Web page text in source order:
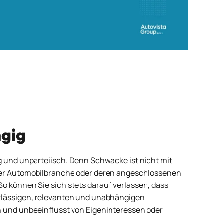
und unparteiisch. Denn Schwacke ist nicht mit
Automobilbranche oder deren angeschlossenen
können Sie sich stets darauf verlassen, dass
relevanten und unabhängigen
unbeeinflusst von Eigeninteressen oder